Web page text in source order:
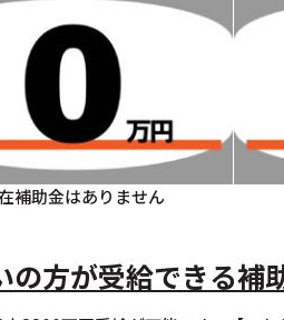
補助金はありません
の方が受給できる補